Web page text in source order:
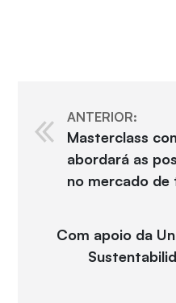
ANTERIOR:
Masterclass
abordará as
no mercado de
Com apoio da